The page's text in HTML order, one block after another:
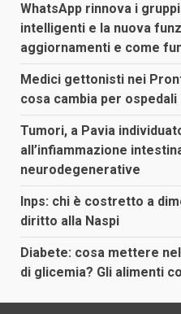
WhatsApp rinnova i
intelligenti e la nuova
aggiornamenti e come
Medici gettonisti nei
cosa cambia per
Tumori, a Pavia
all’infiammazione
neurodegenerative
Inps: chi è costretto a
diritto alla Naspi
Diabete: cosa mettere
di glicemia? Gli alimenti